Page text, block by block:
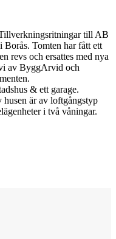
till AB
Borås. Tomten har fått ett
revs och ersattes med nya
av ByggArvid och
& ett garage.
husen är av loftgångstyp
i två våningar.